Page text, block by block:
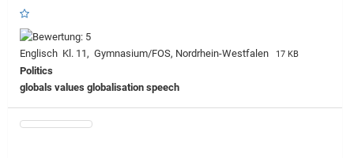
Englisch Kl. 11, Gymnasium/FOS, Nordrhein-Westfalen 17 KB
Politics
globals values globalisation speech